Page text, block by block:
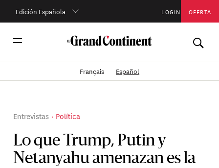
Edición Española LOGIN OFERTA
Français Español
Lo que Trump, Putin y
Netanyahu amenazan es la
Entrevistas Política